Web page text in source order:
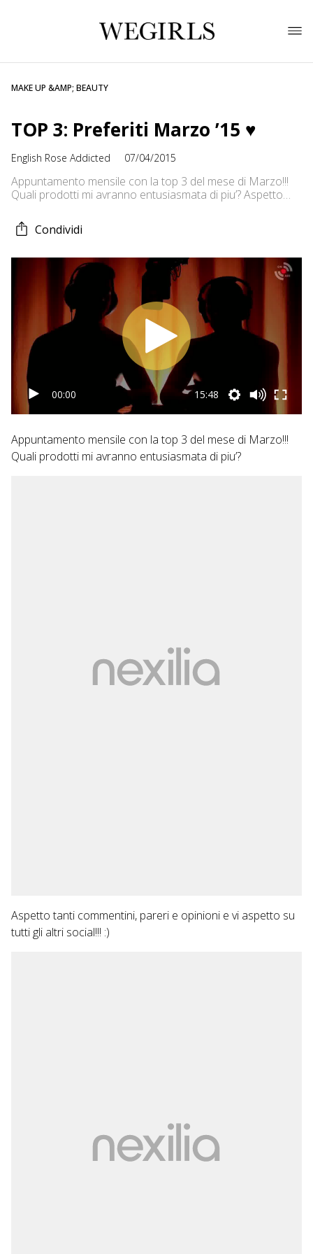
MAKE UP &AMP; BEAUTY
TOP 3: Preferiti Marzo ’15 ♥
English Rose Addicted 07/04/2015
Appuntamento mensile con la top 3 del mese di Marzo!!!
Quali prodotti mi avranno entusiasmata di piu’? Aspetto
altri social!!! :) Baci ♥ Elena ✒ ♥ Vieni a trovarmi sul Canale
Youtube: http://goo.gl/Z7frEm ✒ ♥ Facebook:
♥ Instagram: http://instagram.com/eleninayo18 ✒ ♥ Il mio
blog: http://englishroseaddicted.com/ ✒ ♥ Twitter: […]
Condividi
00:00 15:48
Appuntamento mensile con la top 3 del mese di Marzo!!!
Quali prodotti mi avranno entusiasmata di piu’?
Aspetto tanti commentini, pareri e opinioni e vi aspetto su
tutti gli altri social!!! :)